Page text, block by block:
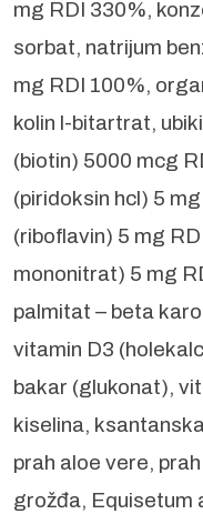
mg RDI 330%,
sorbat, natrijum
mg RDI 100%,
kolin l-bitartrat,
(biotin) 5000 mcg
(piridoksin hcl) 5
(riboflavin) 5 mg
mononitrat) 5 mg
palmitat – beta
vitamin D3
bakar (glukonat),
kiselina,
prah aloe vere,
grožđa, Equisetum